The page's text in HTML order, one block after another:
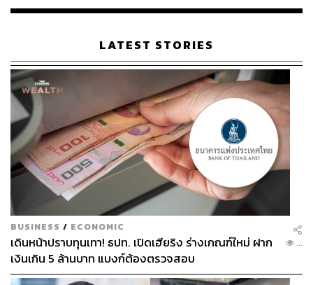
เรือนไทยที่ถูกซุกไว้
LATEST STORIES
BUSINESS / ECONOMIC
เดินหน้าปราบทุนเทา! ธปท. เปิดเฮียริง ร่างเกณฑ์ใหม่ ฝาก
เงินเกิน 5 ล้านบาท แบงก์ต้องตรวจสอบ
...